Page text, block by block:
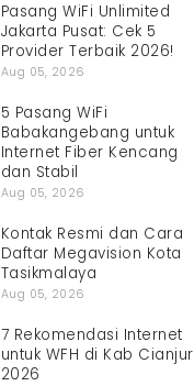
Pasang WiFi Unlimited
Jakarta Pusat: Cek 5
Provider Terbaik 2026!
Aug 05, 2026
5 Pasang WiFi
Babakangebang untuk
Internet Fiber Kencang
dan Stabil
Aug 05, 2026
Kontak Resmi dan Cara
Daftar Megavision Kota
Tasikmalaya
Aug 05, 2026
7 Rekomendasi Internet
untuk WFH di Kab Cianjur
2026